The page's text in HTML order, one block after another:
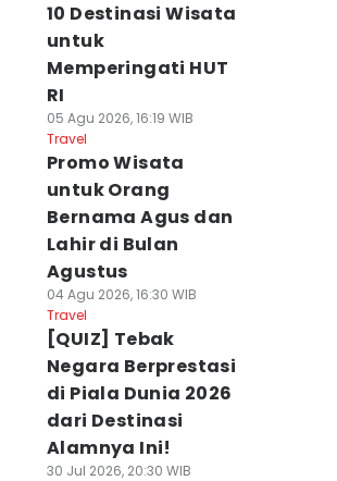
10 Destinasi Wisata
untuk
Memperingati HUT
RI
05 Agu 2026, 16:19 WIB
Travel
Promo Wisata
untuk Orang
Bernama Agus dan
Lahir di Bulan
Agustus
04 Agu 2026, 16:30 WIB
Travel
[QUIZ] Tebak
Negara Berprestasi
di Piala Dunia 2026
dari Destinasi
Alamnya Ini!
30 Jul 2026, 20:30 WIB